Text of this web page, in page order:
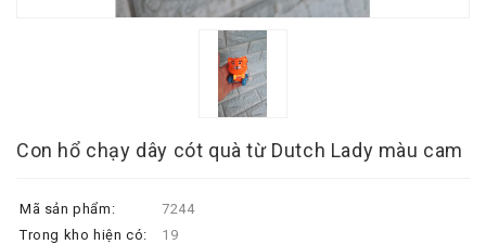
Con hổ chạy dây cót quà từ Dutch Lady màu cam
Mã sản phẩm:
7244
Trong kho hiện có:
19